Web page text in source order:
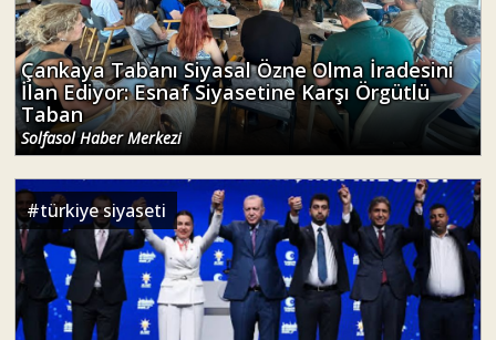
Çankaya Tabanı Siyasal Özne Olma İradesini
İlan Ediyor: Esnaf Siyasetine Karşı Örgütlü
Taban
Solfasol Haber Merkezi
#türkiye siyaseti